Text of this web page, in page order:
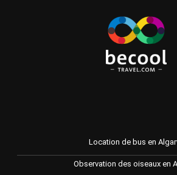
Location de bus en
Observation des oiseaux en